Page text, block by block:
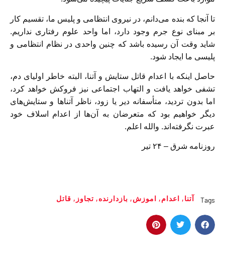
تا آنجا که بنده می‌دانم، در نیروی انتظامی و پلیس ما، تقسیم کار
بر مبنای نوع جرم وجود دارد، اما واحد علوم رفتاری نداریم.
شاید وقت آن رسیده باشد که چنین واحدی در نظام انتظامی و
پلیسی ما ایجاد شود.
حاصل اینکه با اعدام قاتل ستایش و آتنا، البته خاطر اولیای‌ دم،
تشفی خواهد یافت و التهاب اجتماعی نیز فروکش خواهد کرد،
اما بدون‌ تردید، متأسفانه دیر یا زود، ناظر آتنا‌ها و ستایش‌های
دیگر خواهیم بود که متعرضان به آن‌ها از اعدام اسلاف خود
عبرت نگرفته‌اند. والله اعلم.
روزنامه شرق – ۲۴ تیر
Tags آتنا, اعدام, اموزش, بازدارنده, تجاوز , قاتل